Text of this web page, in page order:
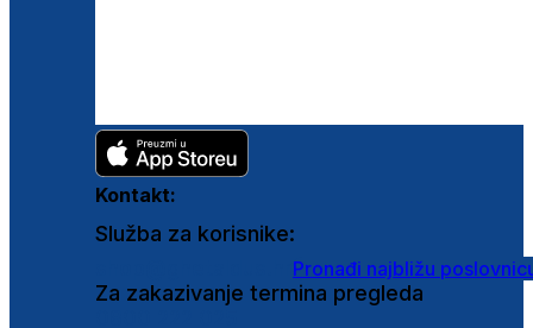
Kontakt:
Služba za korisnike:
Pronađi najbližu
Za zakazivanje termina pregleda